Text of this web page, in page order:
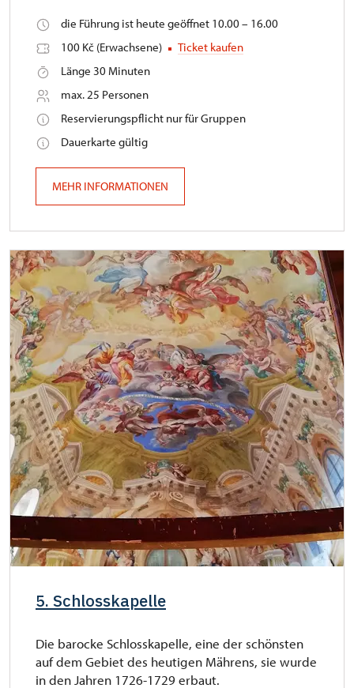
die Führung ist heute geöffnet 10.00 – 16.00
100 Kč (Erwachsene)
Ticket kaufen
Länge 30 Minuten
max. 25 Personen
Reservierungspflicht nur für Gruppen
Dauerkarte gültig
MEHR INFORMATIONEN
5. Schlosskapelle
Die barocke Schlosskapelle, eine der schönsten
auf dem Gebiet des heutigen Mährens, sie wurde
in den Jahren 1726-1729 erbaut.